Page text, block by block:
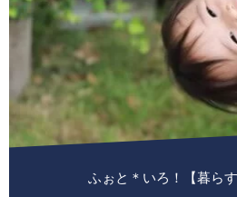
ふぉと＊いろ！【暮らす